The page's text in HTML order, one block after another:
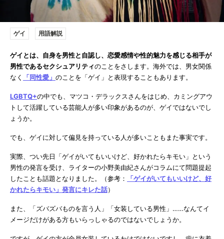
ゲイ 用語解説
ゲイとは、自身を男性と自認し、恋愛感情や性的魅力を感じる相手が
男性であるセクシュアリティのことをさします。海外では、男女関係
なく
「同性愛」 のことを「ゲイ」と表現することもあります。
LGBTQ+の中でも、マツコ・デラックスさんをはじめ、カミングアウ
トして活躍している芸能人が多い印象があるのが、ゲイではないでし
ょうか。
でも、ゲイに対して偏見を持っている人が多いこともまた事実です。
実際、つい先日「ゲイがいてもいいけど、好かれたらキモい」という
男性の発言を受け、ライターの小野美由紀さんがコラムにて問題提起
したことも話題となりました。（参考：
「ゲイがいてもいいけど、好
かれたらキモい」発言にキレた話）
また、「ズバズバものを言う人」「女装している男性」……なんてイ
メージだけがある方もいらっしゃるのではないでしょうか。